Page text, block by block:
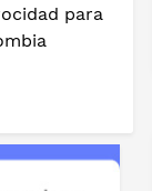
para